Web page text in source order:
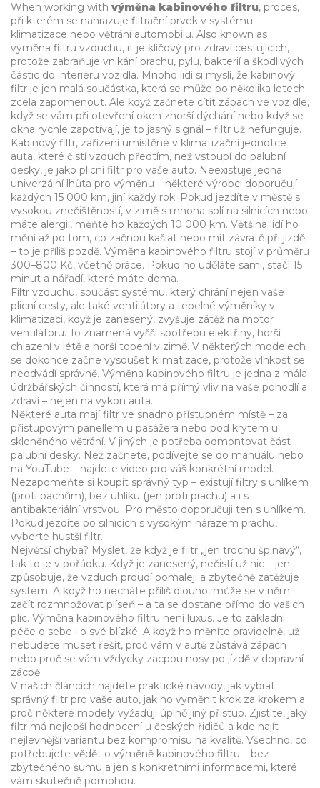
When working with výměna kabinového filtru, proces,
při kterém se nahrazuje filtrační prvek v systému
klimatizace nebo větrání automobilu. Also known as
výměna filtru vzduchu, it je klíčový pro zdraví cestujících,
protože zabraňuje vnikání prachu, pylu, bakterií a škodlivých
částic do interiéru vozidla. Mnoho lidí si myslí, že kabinový
filtr je jen malá součástka, která se může po několika letech
zcela zapomenout. Ale když začnete cítit zápach ve vozidle,
když se vám při otevření oken zhorší dýchání nebo když se
okna rychle zapotívají, je to jasný signál – filtr už nefunguje.
Kabinový filtr, zařízení umístěné v klimatizační jednotce
auta, které čistí vzduch předtím, než vstoupí do palubní
desky, je jako plicní filtr pro vaše auto. Neexistuje jedna
univerzální lhůta pro výměnu – některé výrobci doporučují
každých 15 000 km, jiní každý rok. Pokud jezdíte v městě s
vysokou znečištěností, v zimě s mnoha solí na silnicích nebo
máte alergii, měňte ho každých 10 000 km. Většina lidí ho
mění až po tom, co začnou kašlat nebo mít závratě při jízdě
– to je příliš pozdě. Výměna kabinového filtru stojí v průměru
300–800 Kč, včetně práce. Pokud ho uděláte sami, stačí 15
minut a nářadí, které máte doma.
Filtr vzduchu, součást systému, který chrání nejen vaše
plicní cesty, ale také ventilátory a tepelné výměníky v
klimatizaci, když je zanesený, zvyšuje zátěž na motor
ventilátoru. To znamená vyšší spotřebu elektřiny, horší
chlazení v létě a horší topení v zimě. V některých modelech
se dokonce začne vysoušet klimatizace, protože vlhkost se
neodvádí správně. Výměna kabinového filtru je jedna z mála
údržbářských činností, která má přímý vliv na vaše pohodlí a
zdraví – nejen na výkon auta.
Některé auta mají filtr ve snadno přístupném místě – za
přístupovým panellem u pasážera nebo pod krytem u
skleněného větrání. V jiných je potřeba odmontovat část
palubní desky. Než začnete, podívejte se do manuálu nebo
na YouTube – najdete video pro váš konkrétní model.
Nezapomeňte si koupit správný typ – existují filtry s uhlíkem
(proti pachům), bez uhlíku (jen proti prachu) a i s
antibakteriální vrstvou. Pro město doporučuji ten s uhlíkem.
Pokud jezdíte po silnicích s vysokým nárazem prachu,
vyberte hustší filtr.
Největší chyba? Myslet, že když je filtr „jen trochu špinavý“,
tak to je v pořádku. Když je zanesený, nečistí už nic – jen
způsobuje, že vzduch proudí pomaleji a zbytečně zatěžuje
systém. A když ho necháte příliš dlouho, může se v něm
začít rozmnožovat plíseň – a ta se dostane přímo do vašich
plic. Výměna kabinového filtru není luxus. Je to základní
péče o sebe i o své blízké. A když ho měníte pravidelně, už
nebudete muset řešit, proč vám v autě zůstává zápach
nebo proč se vám vždycky zacpou nosy po jízdě v dopravní
zácpě.
V našich článcích najdete praktické návody, jak vybrat
správný filtr pro vaše auto, jak ho vyměnit krok za krokem a
proč některé modely vyžadují úplně jiný přístup. Zjistíte, jaký
filtr má nejlepší hodnocení u českých řidičů a kde najít
nejlevnější variantu bez kompromisu na kvalitě. Všechno, co
potřebujete vědět o výměně kabinového filtru – bez
zbytečného šumu a jen s konkrétními informacemi, které
vám skutečně pomohou.